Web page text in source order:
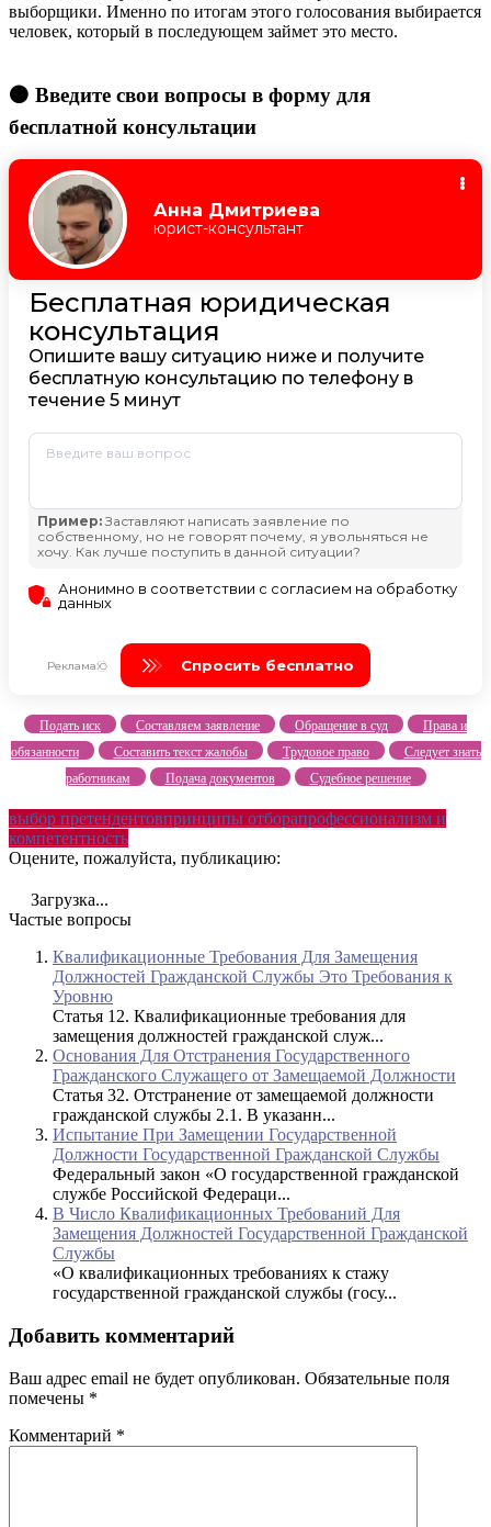
выборщики. Именно по итогам этого голосования выбирается
человек, который в последующем займет это место.
🟠 Введите свои вопросы в форму для
бесплатной консультации
Подать иск Составляем заявление Обращение в суд
Права и
обязанности
Составить текст жалобы Трудовое право
Следует знать
работникам
Подача документов Судебное решение
выбор претендентовпринципы отборапрофессионализм и
компетентность
Оцените, пожалуйста, публикацию:
Загрузка...
Частые вопросы
Квалификационные Требования Для Замещения
Должностей Гражданской Службы Это Требования к
Уровню
Статья 12. Квалификационные требования для
замещения должностей гражданской служ...
Основания Для Отстранения Государственного
Гражданского Служащего от Замещаемой Должности
Статья 32. Отстранение от замещаемой должности
гражданской службы 2.1. В указанн...
Испытание При Замещении Государственной
Должности Государственной Гражданской Службы
Федеральный закон «О государственной гражданской
службе Российской Федераци...
В Число Квалификационных Требований Для
Замещения Должностей Государственной Гражданской
Службы
«О квалификационных требованиях к стажу
государственной гражданской службы (госу...
Добавить комментарий
Ваш адрес email не будет опубликован. Обязательные поля
помечены *
Комментарий *